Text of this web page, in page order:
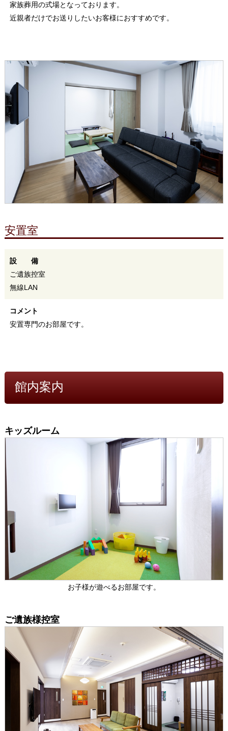
家族葬用の式場となっております。
近親者だけでお送りしたいお客様におすすめです。
安置室
設 備
ご遺族控室
無線LAN
コメント
安置専門のお部屋です。
館内案内
キッズルーム
お子様が遊べるお部屋です。
ご遺族様控室